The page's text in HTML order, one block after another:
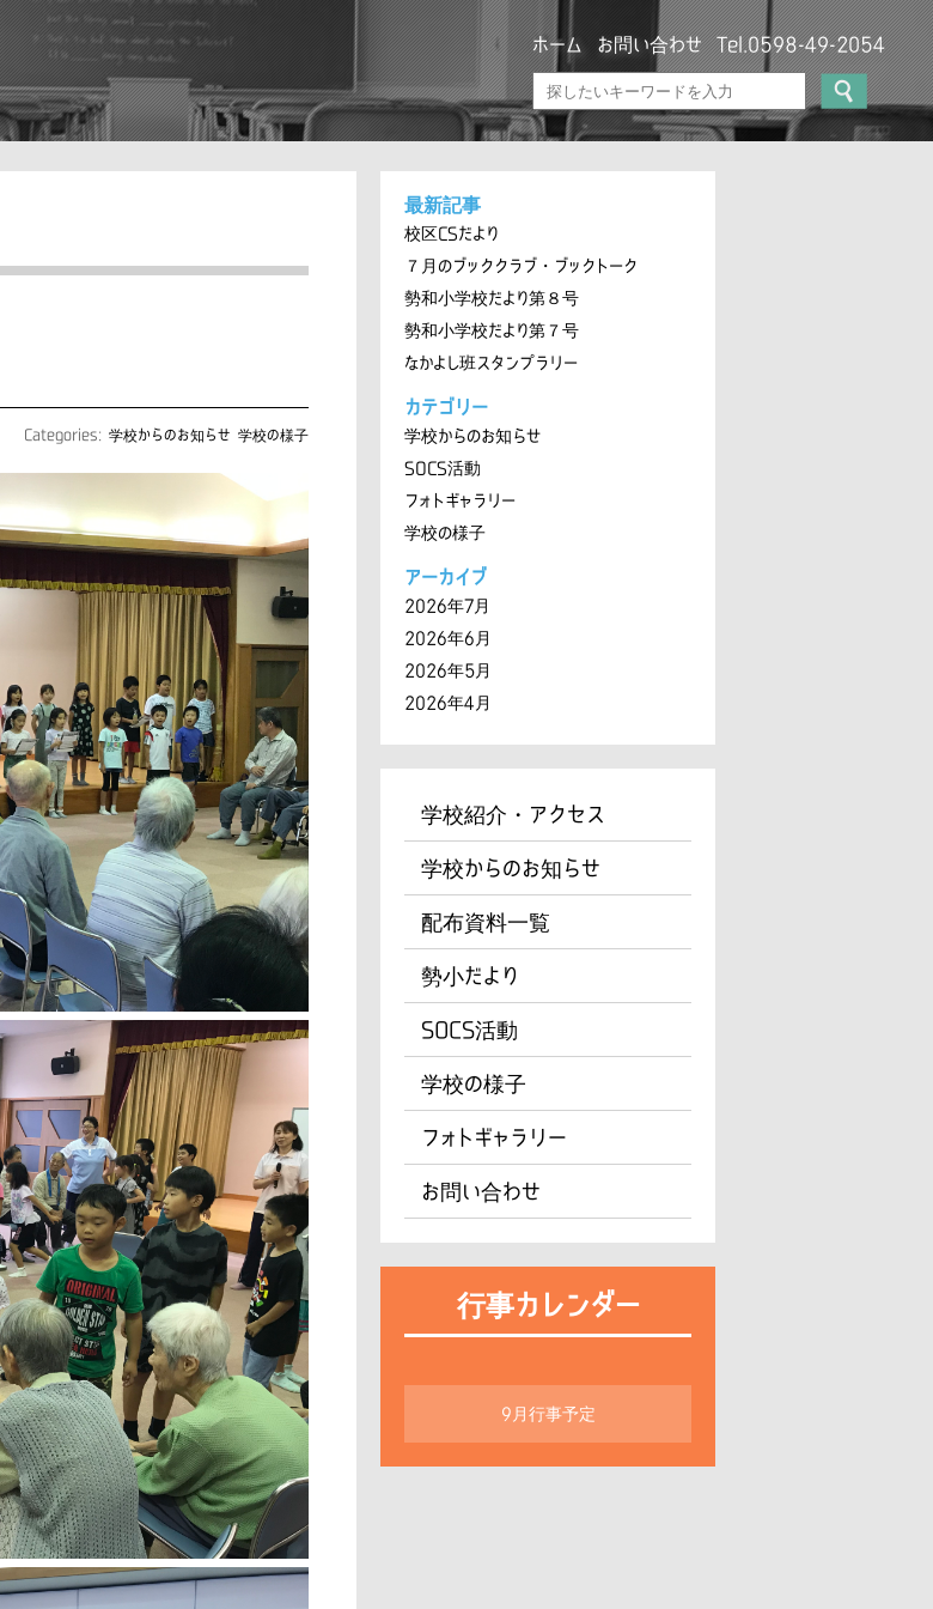
ホーム お問い合わせ Tel.0598-49-2054
Categories: 学校からのお知らせ 学校の様子
最新記事
校区CSだより
７月のブッククラブ・ブックトーク
勢和小学校だより第８号
勢和小学校だより第７号
なかよし班スタンプラリー
カテゴリー
学校からのお知らせ
SOCS活動
フォトギャラリー
学校の様子
アーカイブ
2026年7月
2026年6月
2026年5月
2026年4月
学校紹介・アクセス
学校からのお知らせ
配布資料一覧
勢小だより
SOCS活動
学校の様子
フォトギャラリー
お問い合わせ
行事カレンダー
9月行事予定